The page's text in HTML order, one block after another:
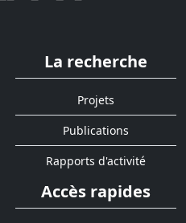
La recherche
Projets
Publications
Rapports d'activité
Accès rapides